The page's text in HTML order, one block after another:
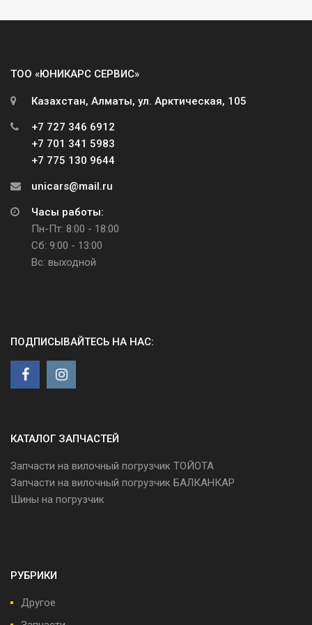
ТОО «ЮНИКАРС СЕРВИС»
Казахстан, Алматы, ул. Арктическая, 105
+7 727 346 6912
+7 701 341 5983
+7 775 130 9644
unicars@mail.ru
Часы работы:
Пн-Пт: 8:00 - 18:00
Сб: 9:00 - 13:00
Вс: выходной
ПОДПИСЫВАЙТЕСЬ НА НАС:
КАТАЛОГ ЗАПЧАСТЕЙ
Запчасти на вилочный погрузчик ТОЙОТА
Запчасти на вилочный погрузчик БАЛКАНКАР
Шины на погрузчик
РУБРИКИ
Другое